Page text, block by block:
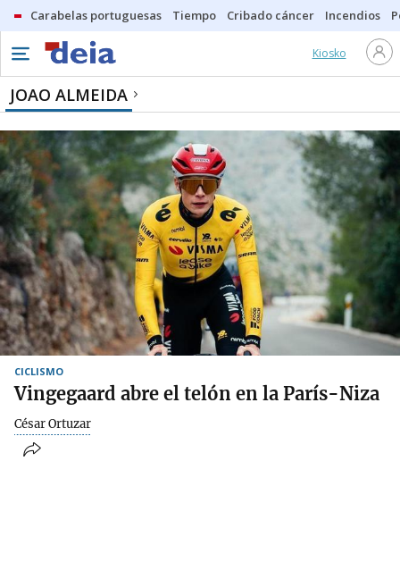
Carabelas portuguesas Tiempo Cribado cáncer Incendios
Kiosko
JOAO ALMEIDA
CICLISMO
Vingegaard abre el telón en la París-Niza
César Ortuzar